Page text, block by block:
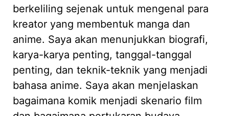
berkeliling sejenak untuk mengenal para
kreator yang membentuk manga dan
anime. Saya akan menunjukkan biografi,
karya-karya penting, tanggal-tanggal
penting, dan teknik-teknik yang menjadi
bahasa anime. Saya akan menjelaskan
bagaimana komik menjadi skenario film